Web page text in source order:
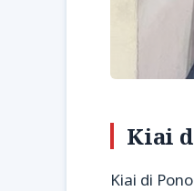
Kiai
Kiai di